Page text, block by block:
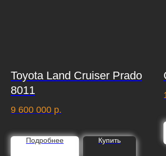
Toyota Land Cruiser Prado
8011
9 600 000 р.
Подробнее Купить